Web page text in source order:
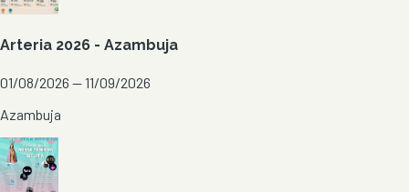
Arteria 2026 - Azambuja
01/08/2026 — 11/09/2026
Azambuja